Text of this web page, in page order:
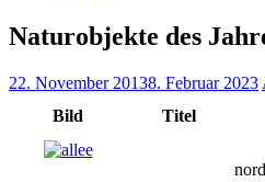
Naturobjekte des
22. November 20138. Februar 2023
Bild
Titel